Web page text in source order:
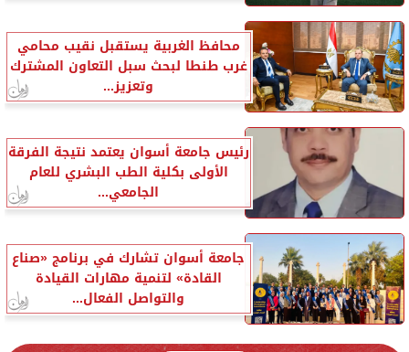
محافظ الغربية يستقبل نقيب محامي
غرب طنطا لبحث سبل التعاون المشترك
وتعزيز...
رئيس جامعة أسوان يعتمد نتيجة الفرقة
الأولى بكلية الطب البشري للعام
الجامعي...
جامعة أسوان تشارك في برنامج «صناع
القادة» لتنمية مهارات القيادة
والتواصل الفعال...